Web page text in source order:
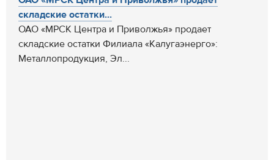
складские остатки...
ОАО «МРСК Центра и Приволжья» продает
складские остатки Филиала «Калугаэнерго»:
Металлопродукция, Эл...